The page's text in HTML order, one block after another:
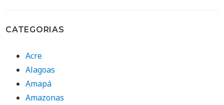
CATEGORIAS
Acre
Alagoas
Amapá
Amazonas